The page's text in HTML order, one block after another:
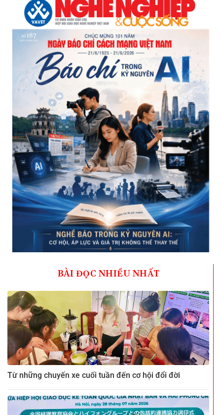
BÀI ĐỌC NHIỀU NHẤT
Từ những chuyến xe cuối tuần đến cơ hội đổi đời